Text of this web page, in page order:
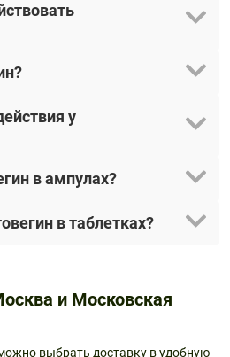
у
в ампулах?
в таблетках?
и Московская
выбрать доставку в удобную